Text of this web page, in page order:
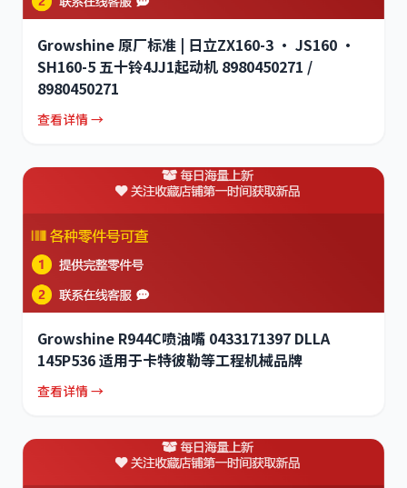
Growshine 原厂标准 | 日立ZX160-3 · JS160 ·
SH160-5 五十铃4JJ1起动机 8980450271 /
8980450271
查看详情 →
Growshine R944C喷油嘴 0433171397 DLLA
145P536 适用于卡特彼勒等工程机械品牌
查看详情 →